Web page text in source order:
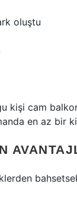
oluştu
kişi cam
en az bir